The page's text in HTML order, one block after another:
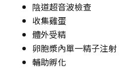
陰道超音波檢查
收集雞蛋
體外受精
卵胞漿內單一精子注射
輔助孵化